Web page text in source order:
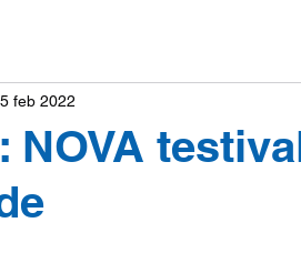
NOVA
feb 2022